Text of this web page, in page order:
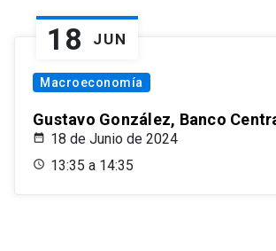
18 JUN
Macroeconomía
Gustavo González, Banco
18 de Junio de 2024
13:35 a 14:35